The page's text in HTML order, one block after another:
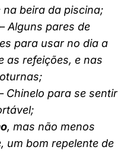
na beira da piscina;
– Alguns pares de
para usar no dia a
as refeições, e nas
Chinelo para se sentir
, mas não menos
um bom repelente de